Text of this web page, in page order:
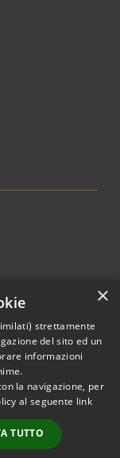
© 2026 • Comune di
• Powered by
•
Accesso
redazione
×
strettamente
del sito ed un
informazioni
la navigazione, per
al seguente link
TUTTO